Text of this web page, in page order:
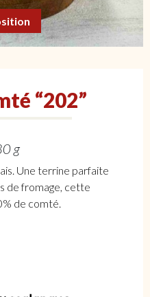
“202”
g
Une terrine parfaite
de fromage, cette
de comté.